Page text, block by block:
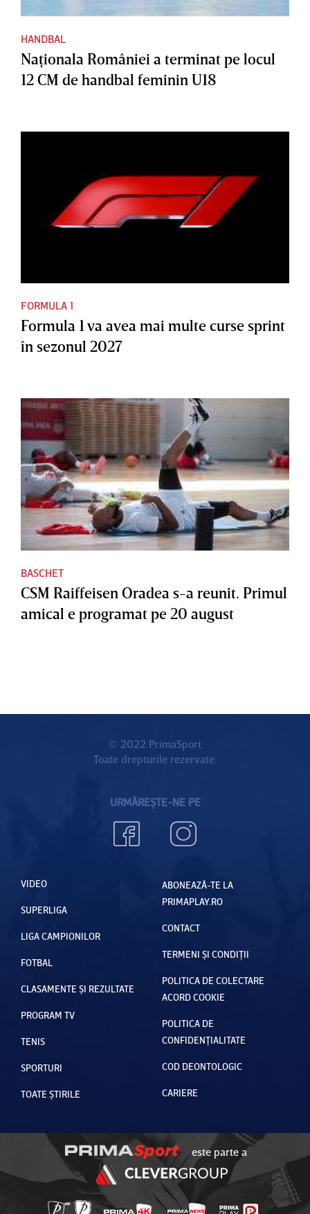
HANDBAL
Naţionala României a terminat pe locul
12 CM de handbal feminin U18
FORMULA 1
Formula 1 va avea mai multe curse sprint
în sezonul 2027
BASCHET
CSM Raiffeisen Oradea s-a reunit. Primul
amical e programat pe 20 august
© 2022 PrimaSport
Toate drepturile rezervate.
URMĂREȘTE-NE PE
VIDEO
SUPERLIGA
LIGA CAMPIONILOR
FOTBAL
CLASAMENTE ȘI REZULTATE
PROGRAM TV
TENIS
SPORTURI
TOATE ȘTIRILE
ABONEAZĂ-TE LA
PRIMAPLAY.RO
CONTACT
TERMENI ȘI CONDIȚII
POLITICA DE COLECTARE
ACORD COOKIE
POLITICA DE
CONFIDENȚIALITATE
COD DEONTOLOGIC
CARIERE
este parte a